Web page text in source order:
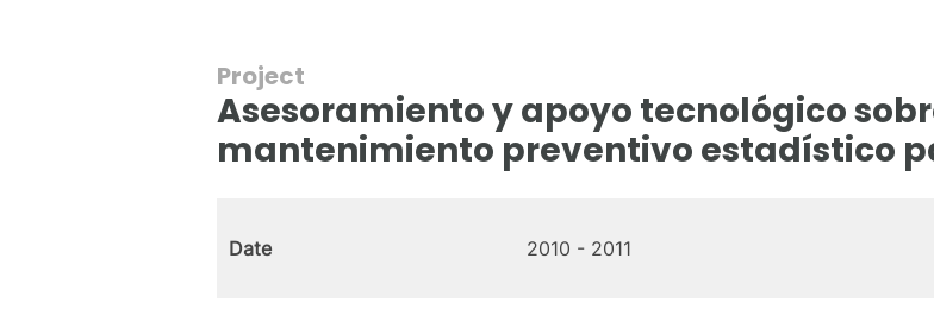
Project
Asesoramiento y apoyo tecnológico
mantenimiento preventivo estadístico
Date 2010 - 2011